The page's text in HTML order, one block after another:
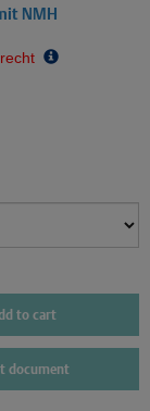
NMH
to cart
document